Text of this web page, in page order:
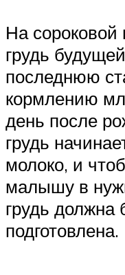
На сороковой
грудь
последнюю
кормлению
день после
грудь
молоко, и
малышу в
грудь
подготовлена.